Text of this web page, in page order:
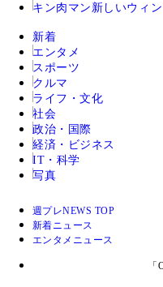
キン肉マン 新しいウィ
新着
エンタメ
スポーツ
クルマ
ライフ・文化
社会
政治・国際
経済・ビジネス
IT・科学
写真
週プレNEWS TOP
新着ニュース
エンタメニュース